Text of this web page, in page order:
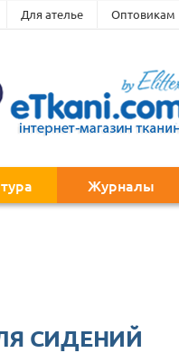
Для ателье Оптовикам
Журналы
СИДЕНИЙ